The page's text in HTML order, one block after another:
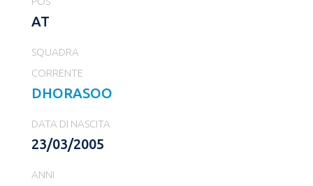
AT
SQUADRA
CORRENTE
DHORASOO
DATA DI NASCITA
23/03/2005
ANNI